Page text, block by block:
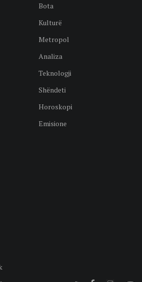
Bota
Kulturë
Metropol
Analiza
Teknologji
Shëndeti
Horoskopi
Emisione